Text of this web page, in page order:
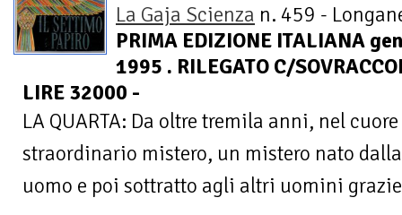
La Gaja Scienza n. 459 -
PRIMA EDIZIONE ITALIANA
1995 . RILEGATO C/
LIRE 32000 -
LA QUARTA: Da oltre tremila anni, nel
straordinario mistero, un mistero nato
uomo e poi sottratto agli altri uomini